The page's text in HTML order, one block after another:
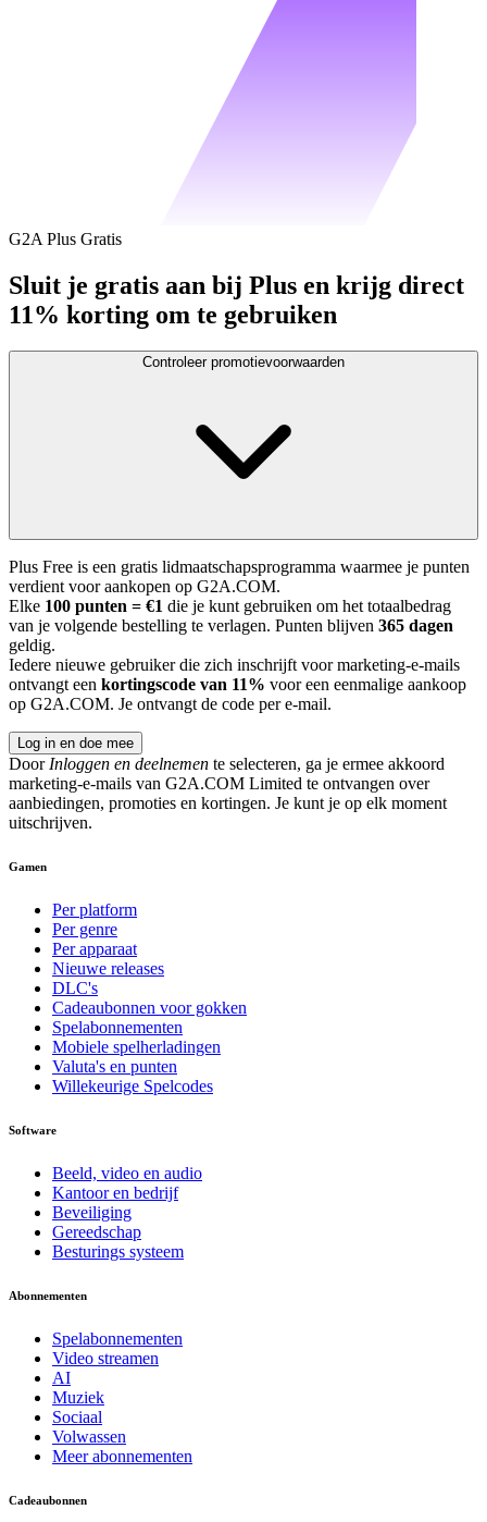
G2A Plus Gratis
Sluit je gratis aan bij Plus en krijg direct
11% korting om te gebruiken
Controleer promotievoorwaarden
Plus Free is een gratis lidmaatschapsprogramma waarmee je punten
verdient voor aankopen op G2A.COM.
Elke 100 punten = €1 die je kunt gebruiken om het totaalbedrag
van je volgende bestelling te verlagen. Punten blijven 365 dagen
geldig.
Iedere nieuwe gebruiker die zich inschrijft voor marketing-e-mails
ontvangt een kortingscode van 11% voor een eenmalige aankoop
op G2A.COM. Je ontvangt de code per e-mail.
Log in en doe mee
DoorInloggen en deelnemen te selecteren, ga je ermee akkoord
marketing-e-mails van G2A.COM Limited te ontvangen over
aanbiedingen, promoties en kortingen. Je kunt je op elk moment
uitschrijven.
Gamen
Per platform
Per genre
Per apparaat
Nieuwe releases
DLC's
Cadeaubonnen voor gokken
Spelabonnementen
Mobiele spelherladingen
Valuta's en punten
Willekeurige Spelcodes
Software
Beeld, video en audio
Kantoor en bedrijf
Beveiliging
Gereedschap
Besturings systeem
Abonnementen
Spelabonnementen
Video streamen
AI
Muziek
Sociaal
Volwassen
Meer abonnementen
Cadeaubonnen